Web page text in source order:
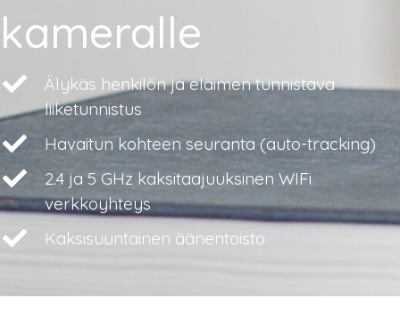
kameralle
Älykäs henkilön ja eläimen tunnistava
liiketunnistus
Havaitun kohteen seuranta (auto-tracking)
2.4 ja 5 GHz kaksitaajuuksinen WIFi
verkkoyhteys
Kaksisuuntainen äänentoisto